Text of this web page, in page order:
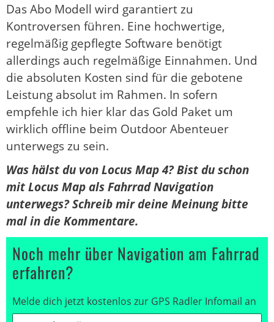
Das Abo Modell wird garantiert zu
Kontroversen führen. Eine hochwertige,
regelmäßig gepflegte Software benötigt
allerdings auch regelmäßige Einnahmen. Und
die absoluten Kosten sind für die gebotene
Leistung absolut im Rahmen. In sofern
empfehle ich hier klar das Gold Paket um
wirklich offline beim Outdoor Abenteuer
unterwegs zu sein.
Was hälst du von Locus Map 4? Bist du schon
mit Locus Map als Fahrrad Navigation
unterwegs? Schreib mir deine Meinung bitte
mal in die Kommentare.
Noch mehr über Navigation am Fahrrad
erfahren?
Melde dich jetzt kostenlos zur GPS Radler Infomail an